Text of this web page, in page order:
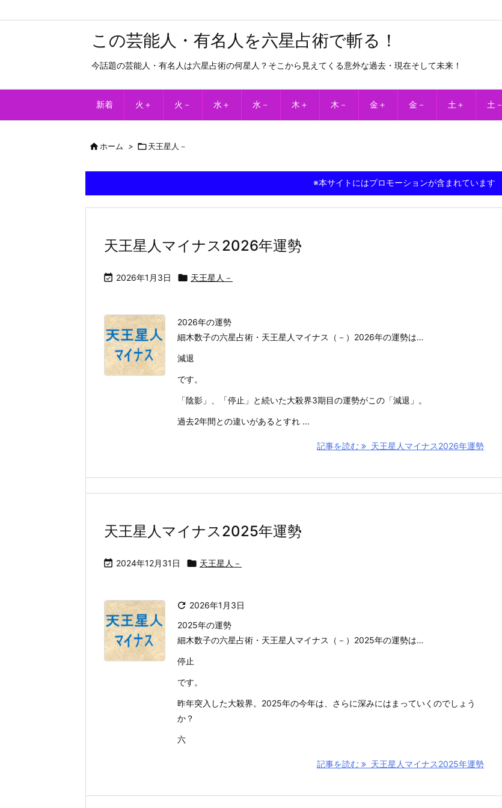
この芸能人・有名人を六星占術で斬る！
今話題の芸能人・有名人は六星占術の何星人？そこから見えてくる意外な過去・現在そして未来！
新着 火＋ 火－ 水＋ 水－ 木＋ 木－ 金＋ 金－ 土＋ 土－
ホーム > 天王星人－
※本サイトにはプロモーションが含まれています
天王星人マイナス2026年運勢
 2026年1月3日  天王星人－
2026年の運勢
細木数子の六星占術・天王星人マイナス（－）2026年の運勢は…
減退
です。
「陰影」、「停止」と続いた大殺界3期目の運勢がこの「減退」。
過去2年間との違いがあるとすれ ...
記事を読む 天王星人マイナス2026年運勢
天王星人マイナス2025年運勢
 2024年12月31日  天王星人－
 2026年1月3日
2025年の運勢
細木数子の六星占術・天王星人マイナス（－）2025年の運勢は…
停止
です。
昨年突入した大殺界。2025年の今年は、さらに深みにはまっていくのでしょう
か？
六
記事を読む 天王星人マイナス2025年運勢